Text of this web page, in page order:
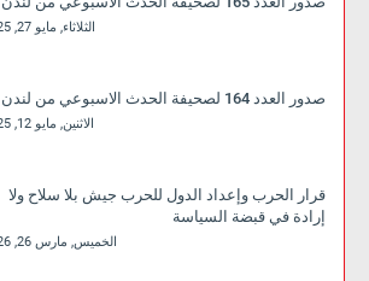
الثلاثاء, مايو 27, 2025
صدور العدد 164 لصحيفة الحدث الاسبوعي من لندن
الاثنين, مايو 12, 2025
قرار الحرب وإعداد الدول للحرب جيش بلا سلاح ولا
إرادة في قبضة السياسة
الخميس, مارس 26, 2026